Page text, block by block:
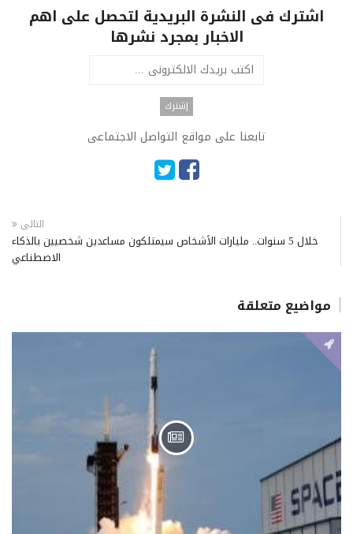
اشترك فى النشرة البريدية لتحصل على اهم
الاخبار بمجرد نشرها
تابعنا على مواقع التواصل الاجتماعى
التالى
خلال 5 سنوات.. مليارات الأشخاص سيمتلكون مساعدين شخصيين بالذكاء
الاصطناعي
مواضيع متعلقة